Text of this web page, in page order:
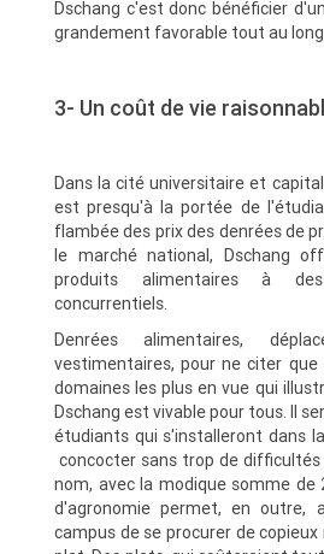
Dschang c'est donc bénéficier
grandement favorable tout au
3- Un coût de vie
Dans la cité universitaire et
est presqu'à la portée de
flambée des prix des denrées de
le marché national, Dschang
produits alimentaires à
concurrentiels.
Denrées alimentaires,
vestimentaires, pour ne citer
domaines les plus en vue qui
Dschang est vivable pour tous. Il
étudiants qui s'installeront dans
concocter sans trop de difficultés
nom, avec la modique somme
d'agronomie permet, en outre,
campus de se procurer de